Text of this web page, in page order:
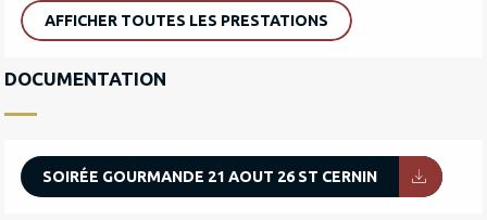
AFFICHER TOUTES LES PRESTATIONS
DOCUMENTATION
SOIRÉE GOURMANDE 21 AOUT 26 ST CERNIN